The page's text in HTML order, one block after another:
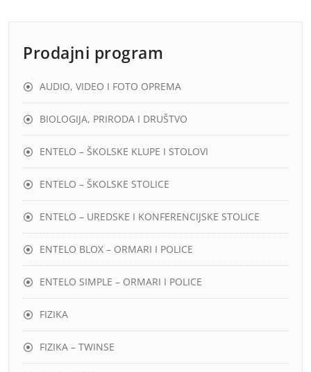
Prodajni program
AUDIO, VIDEO I FOTO OPREMA
BIOLOGIJA, PRIRODA I DRUŠTVO
ENTELO – ŠKOLSKE KLUPE I STOLOVI
ENTELO – ŠKOLSKE STOLICE
ENTELO – UREDSKE I KONFERENCIJSKE STOLICE
ENTELO BLOX – ORMARI I POLICE
ENTELO SIMPLE – ORMARI I POLICE
FIZIKA
FIZIKA – TWINSE